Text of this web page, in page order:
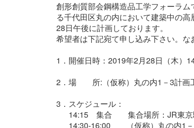
創形創質部会鋼構造品工学フォーラ
る千代田区丸の内において建築中の
28日午後に計画しております。
希望者は下記宛て申し込み下さい。
1．開催日時：2019年2月28日（木）
2．場 所:（仮称）丸の内1－3計画
3．スケジュール：
14:15 集合 集合場所：JR東京
14:30-16:00 （仮称）丸の内1－